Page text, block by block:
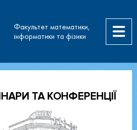
Факультет математики,
інформатики та фізики
ТА КОНФЕРЕНЦІЇ